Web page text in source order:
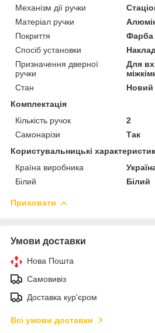
Механізм дії ручки
Матеріал ручки
Покриття
Фарба
Спосіб установки
Призначення дверної
ручки
Для
Стан
Новий
Комплектація
Кількість ручок
2
Самонарізи
Так
Користувальницькі
Країна виробника
Білий
Білий
Приховати
Умови доставки
Нова Пошта
Самовивіз
Доставка кур'єром
Всі умови доставки